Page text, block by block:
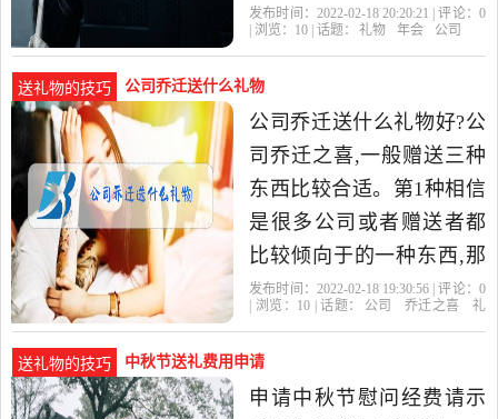
茶叶。手机壳,充电器,耳机,
做的
发布时间：2022-02-18 20:20:21 | 评论： 0
| 浏览： 10 | 话题： 礼物 年会 公司
送礼物的技巧 公司乔迁送什么礼物
公司乔迁送什么礼物好?公
司乔迁之喜,一般赠送三种
东西比较合适。第1种相信
是很多公司或者赠送者都
比较倾向于的一种东西,那
就是红包直接封钱到红包
发布时间：2022-02-18 19:30:56 | 评论： 0
| 浏览： 10 | 话题： 公司 乔迁之喜
礼
送礼物的技巧 中秋节送礼费用申请
申请中秋节慰问经费请示